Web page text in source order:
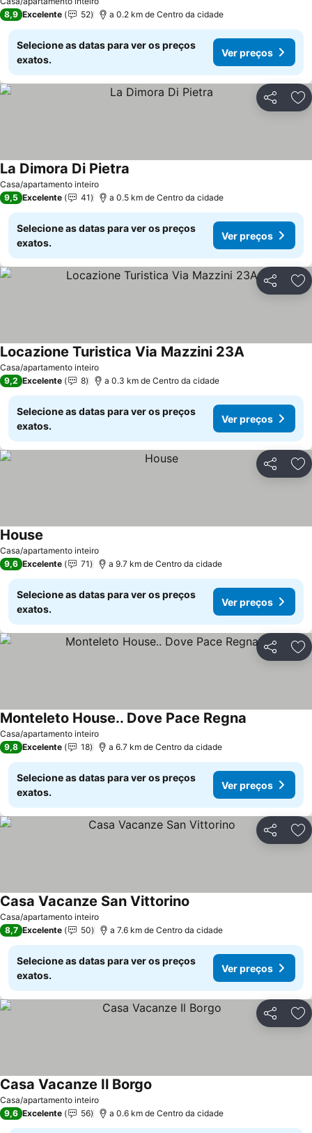
8,9 Excelente 52 a 0.2 km de Centro da cidade
Selecione as datas para ver os preços
exatos.
Ver preços
Partilhar
Casa/apartamento inteiro
La Dimora Di Pietra
9,5 Excelente 41 a 0.5 km de Centro da cidade
Selecione as datas para ver os preços
exatos.
Ver preços
Partilhar
Casa/apartamento inteiro
Locazione Turistica Via Mazzini 23A
9,2 Excelente 8 a 0.3 km de Centro da cidade
Selecione as datas para ver os preços
exatos.
Ver preços
Partilhar
Casa/apartamento inteiro
House
9,6 Excelente 71 a 9.7 km de Centro da cidade
Selecione as datas para ver os preços
exatos.
Ver preços
Partilhar
Casa/apartamento inteiro
Monteleto House.. Dove Pace Regna
9,8 Excelente 18 a 6.7 km de Centro da cidade
Selecione as datas para ver os preços
exatos.
Ver preços
Partilhar
Casa/apartamento inteiro
Casa Vacanze San Vittorino
8,7 Excelente 50 a 7.6 km de Centro da cidade
Selecione as datas para ver os preços
exatos.
Ver preços
Partilhar
Casa/apartamento inteiro
Casa Vacanze Il Borgo
9,6 Excelente 56 a 0.6 km de Centro da cidade